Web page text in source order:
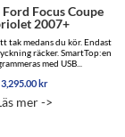
Focus Coupe
2007+
tak medans du kör. Endast
räcker. SmartTop:en
med USB...
3,295.00 kr
mer ->